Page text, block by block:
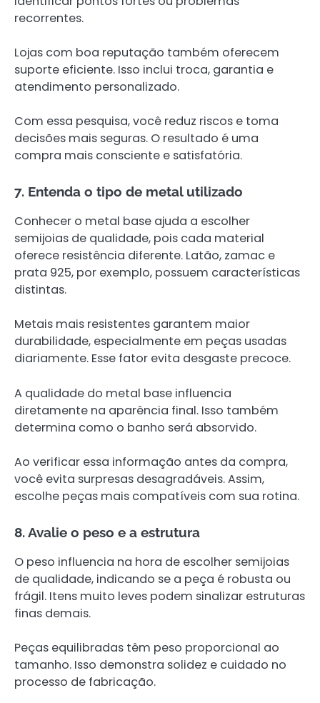
recorrentes.
Lojas com boa reputação também oferecem
suporte eficiente. Isso inclui troca, garantia e
atendimento personalizado.
Com essa pesquisa, você reduz riscos e toma
decisões mais seguras. O resultado é uma
compra mais consciente e satisfatória.
7. Entenda o tipo de metal utilizado
Conhecer o metal base ajuda a escolher
semijoias de qualidade, pois cada material
oferece resistência diferente. Latão, zamac e
prata 925, por exemplo, possuem características
distintas.
Metais mais resistentes garantem maior
durabilidade, especialmente em peças usadas
diariamente. Esse fator evita desgaste precoce.
A qualidade do metal base influencia
diretamente na aparência final. Isso também
determina como o banho será absorvido.
Ao verificar essa informação antes da compra,
você evita surpresas desagradáveis. Assim,
escolhe peças mais compatíveis com sua rotina.
8. Avalie o peso e a estrutura
O peso influencia na hora de escolher semijoias
de qualidade, indicando se a peça é robusta ou
frágil. Itens muito leves podem sinalizar estruturas
finas demais.
Peças equilibradas têm peso proporcional ao
tamanho. Isso demonstra solidez e cuidado no
processo de fabricação.